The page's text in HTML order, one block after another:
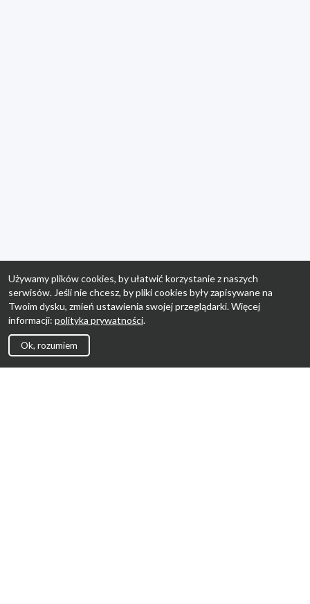
Używamy plików cookies, by ułatwić korzystanie z naszych
serwisów. Jeśli nie chcesz, by pliki cookies były zapisywane na
Twoim dysku, zmień ustawienia swojej przeglądarki. Więcej
informacji: polityka prywatności.
Ok, rozumiem